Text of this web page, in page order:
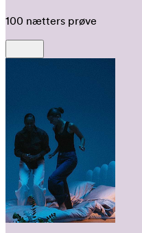
100 nætters prøve